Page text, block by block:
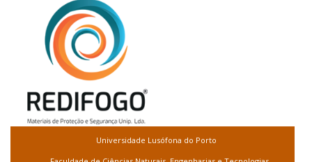
Universidade Lusófona do Porto